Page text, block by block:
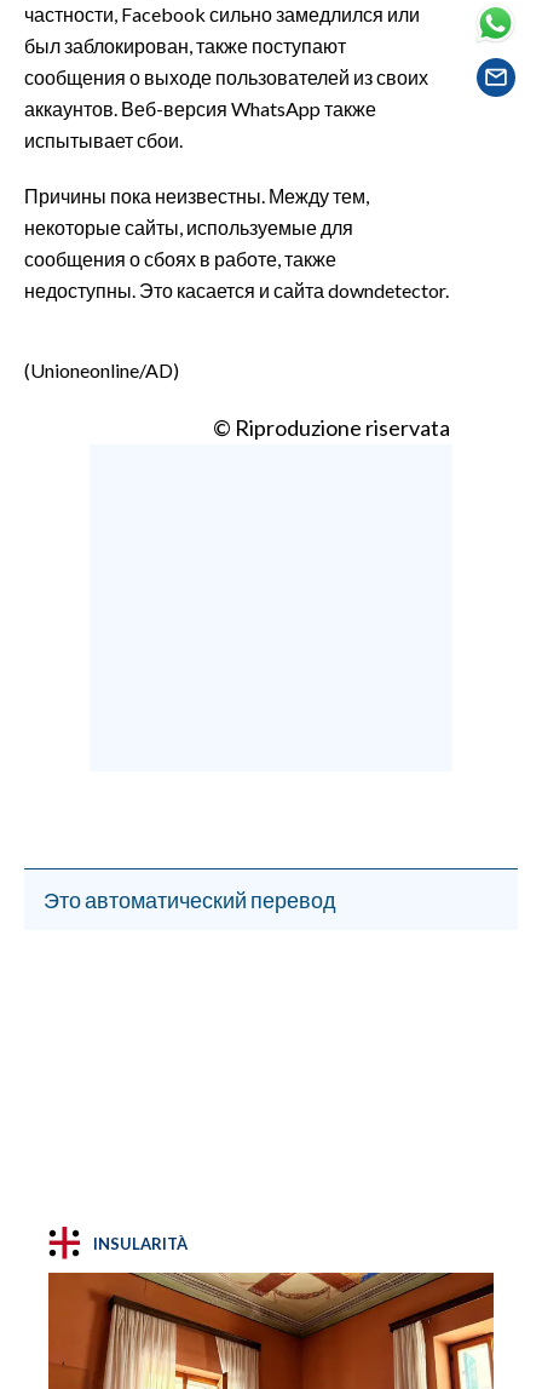
ANNUNCI
PUBBLICITÀ
STORE
частности, Facebook сильно замедлился или
был заблокирован, также поступают
сообщения о выходе пользователей из своих
аккаунтов. Веб-версия WhatsApp также
испытывает сбои.
Причины пока неизвестны. Между тем,
некоторые сайты, используемые для
сообщения о сбоях в работе, также
недоступны. Это касается и сайта downdetector.
(Unioneonline/AD)
© Riproduzione riservata
Это автоматический перевод
INSULARITÀ